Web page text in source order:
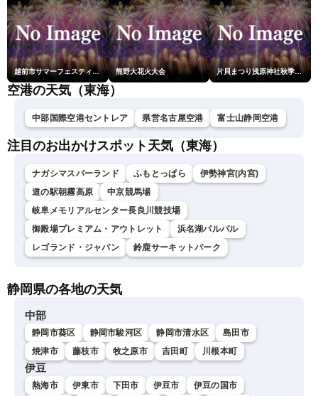
越前市サマーフェスティバル花火大会 熊野大花火大会 片貝まつり浅原神社秋季例大祭奉納大煙火
空港の天気（東海）
中部国際空港セントレア 県営名古屋空港 富士山静岡空港
注目のお出かけスポット天気（東海）
ナガシマスパーランド ふもとっぱら
伊勢神宮(内宮)
道の駅朝霧高原
中京競馬場
岐阜メモリアルセンター長良川競技場
御殿場プレミアム・アウトレット
浜名湖パルパル
レゴランド・ジャパン
鈴鹿サーキットパーク
静岡県の各地の天気
中部
静岡市葵区 静岡市駿河区 静岡市清水区
島田市
焼津市
藤枝市 牧之原市 吉田町 川根本町
伊豆
熱海市 伊東市 下田市 伊豆市 伊豆の国市